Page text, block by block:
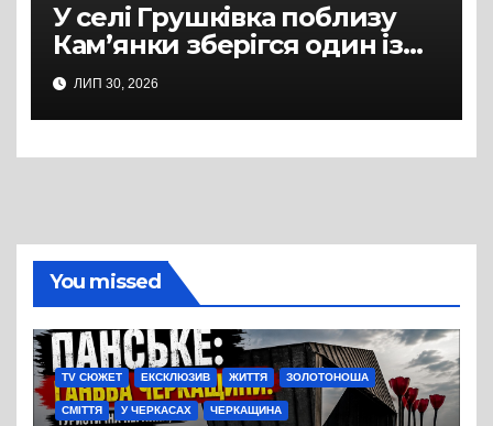
У селі Грушківка поблизу
Кам’янки зберігся один із
небагатьох старовинних
дерев’яних храмів
Черкащини — церква
Успіння Пресвятої
ЛИП 30, 2026
You missed
TV СЮЖЕТ ЕКСКЛЮЗИВ ЖИТТЯ ЗОЛОТОНОША
СМІТТЯ У ЧЕРКАСАХ ЧЕРКАЩИНА